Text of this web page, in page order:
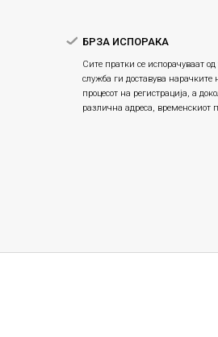
БРЗА ИСПОРАКА
Сите пратки се испорачуваат
служба ги доставува нарачките
процесот на регистрација, а
различна адреса, временскиот